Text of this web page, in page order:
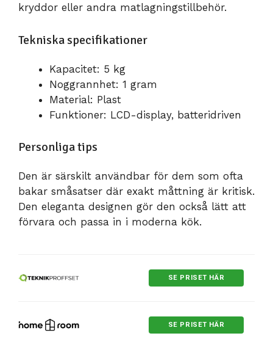
kryddor eller andra matlagningstillbehör.
Tekniska specifikationer
Kapacitet: 5 kg
Noggrannhet: 1 gram
Material: Plast
Funktioner: LCD-display, batteridriven
Personliga tips
Den är särskilt användbar för dem som ofta
bakar småsatser där exakt måttning är kritisk.
Den eleganta designen gör den också lätt att
förvara och passa in i moderna kök.
SE PRISET HÄR
SE PRISET HÄR